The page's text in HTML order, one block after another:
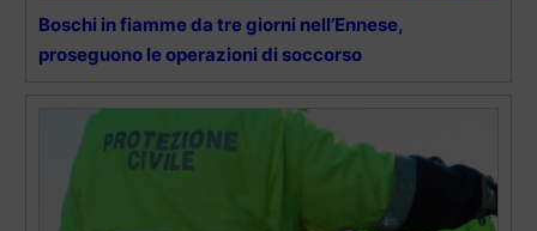
Boschi in fiamme da tre giorni nell’Ennese,
proseguono le operazioni di soccorso